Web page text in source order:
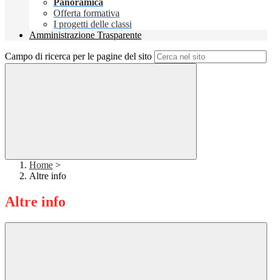
Panoramica
Offerta formativa
I progetti delle classi
Amministrazione Trasparente
Campo di ricerca per le pagine del sito
Home >
Altre info
Altre info